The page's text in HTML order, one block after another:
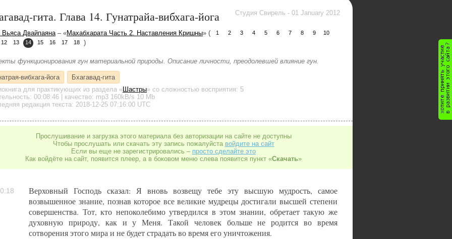
гита. Глава 14. Гунатрайа-вибхага-йога Студия Свирель - 01 January 2012
Вьяса Двайпаяна – «Махабхарата Часть 2. Наставления Кришны» ( 1 2 3 4 5 6 7 8 9
10
12 13 14 15 16 17 18 )
функционирования гун материальной природы. Описание личности, преодолевшей влияние гун.
вибхага-йога
Бхагавад-гита
для практикующих из раздела «Шастры» со сложностью восприятия: 5
00:08:46 | качество: mp3 160kB/s 10 Mb
редакция текста: 2018-12-25 07:16:00 UTC
Прослушивание и загрузка этого материала без авторизации на сайте не доступны
Чтобы прослушать или скачать эту запись пожалуйста войдите на сайт
Если вы еще не зарегистрировались – просто сделайте это
Как войдёте на сайт, появится плеер, а в боковом меню слева появится пункт «Скачать»
Верховный Господь сказал: Я вновь возвещу тебе эту высшую мудрость, самое
возвышенное знание, познав которое все великие мудрецы достигали высшей степени
совершенства. Тот, кто непоколебимо утвердился в этом знании, обретает такую же
духовную природу, как и у Меня. Такой человек больше не родится во время
сотворения этого мира и не будет страдать во время его уничтожения.